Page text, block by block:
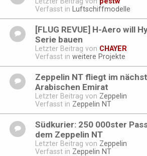
Verfasst in
Luftschiffmodelle
[FLUG REVUE] H-Aero will
Serie bauen
Letzter Beitrag von CHAYER
Verfasst in weitere Projekte
Zeppelin NT fliegt im
Arabischen Emirat
Letzter Beitrag von Zeppelin
Verfasst in Zeppelin NT
Südkurier: 250 000ster
dem Zeppelin NT
Letzter Beitrag von Zeppelin
Verfasst in Zeppelin NT